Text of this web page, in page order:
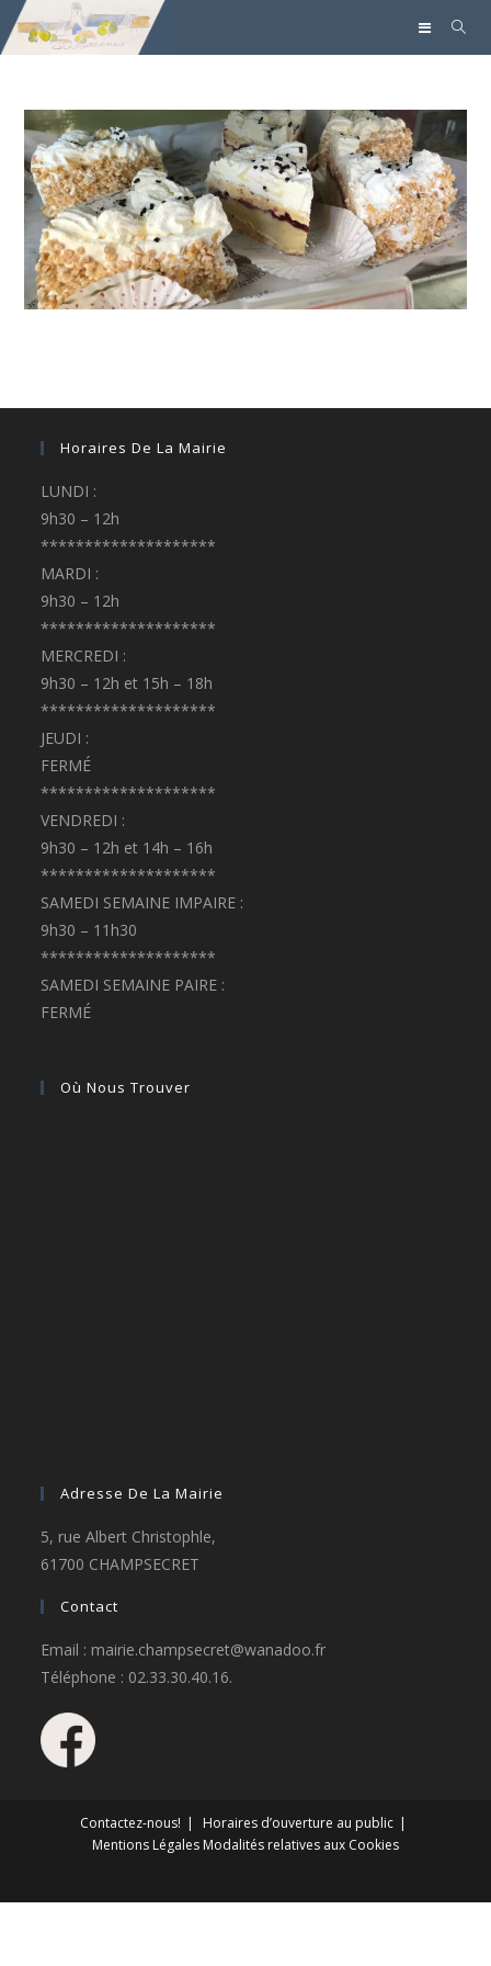
Horaires De La Mairie
LUNDI :
9h30 – 12h
********************
MARDI :
9h30 – 12h
********************
MERCREDI :
9h30 – 12h et 15h – 18h
********************
JEUDI :
FERMÉ
********************
VENDREDI :
9h30 – 12h et 14h – 16h
********************
SAMEDI SEMAINE IMPAIRE :
9h30 – 11h30
********************
SAMEDI SEMAINE PAIRE :
FERMÉ
Où Nous Trouver
Adresse De La Mairie
5, rue Albert Christophle,
61700 CHAMPSECRET
Contact
Email : mairie.champsecret@wanadoo.fr
Téléphone : 02.33.30.40.16.
Contactez-nous!
Horaires d’ouverture au public
Mentions Légales Modalités relatives aux Cookies